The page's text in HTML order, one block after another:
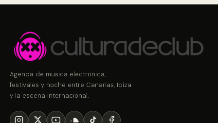
Agenda de musica electronica,
festivales y noche entre Canarias, Ibiza
y la escena internacional.